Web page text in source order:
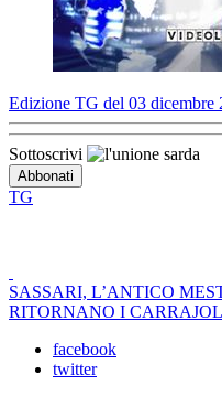
Edizione TG del 03 dicembre
Sottoscrivi
TG
SASSARI, L’ANTICO
RITORNANO I
facebook
twitter